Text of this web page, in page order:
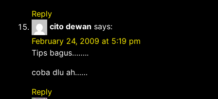
Reply
cito dewan says:
February 24, 2009 at 5:19 pm
Tips bagus……..
coba dlu ah……
Reply